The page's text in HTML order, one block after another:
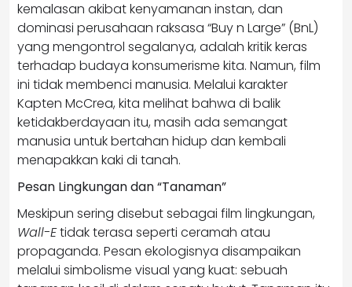
kemalasan akibat kenyamanan instan, dan
dominasi perusahaan raksasa “Buy n Large” (BnL)
yang mengontrol segalanya, adalah kritik keras
terhadap budaya konsumerisme kita. Namun, film
ini tidak membenci manusia. Melalui karakter
Kapten McCrea, kita melihat bahwa di balik
ketidakberdayaan itu, masih ada semangat
manusia untuk bertahan hidup dan kembali
menapakkan kaki di tanah.
Pesan Lingkungan dan “Tanaman”
Meskipun sering disebut sebagai film lingkungan,
Wall-Etidak terasa seperti ceramah atau
propaganda. Pesan ekologisnya disampaikan
melalui simbolisme visual yang kuat: sebuah